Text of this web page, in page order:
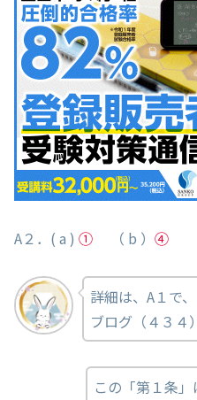
A２．( a ) ① （ b ） ④ (
詳細は、A１で
ブログ（４３４
この「第１条